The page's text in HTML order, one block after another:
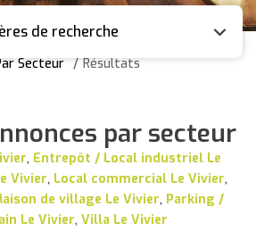
de recherche
Secteur Résultats
par secteur
, Entrepôt / Local industriel Le
Vivier, Local commercial Le Vivier,
de village Le Vivier, Parking /
Le Vivier, Villa Le Vivier